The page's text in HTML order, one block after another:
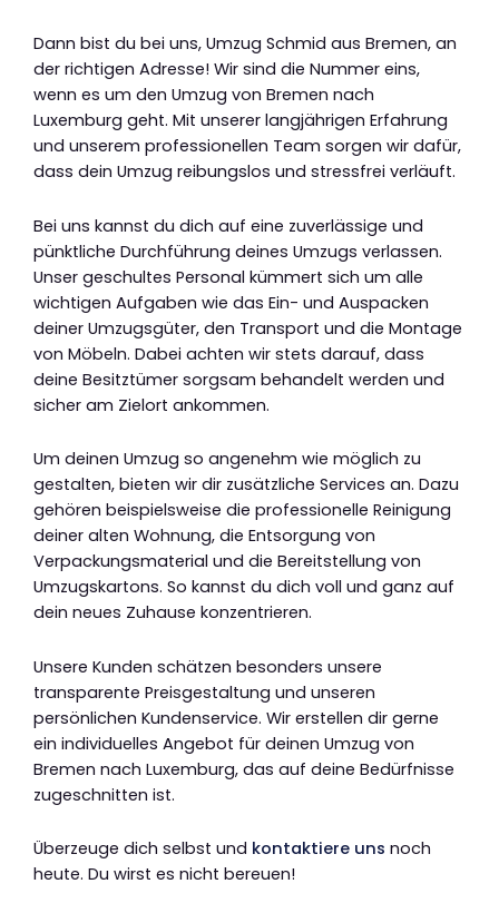
Dann bist du bei uns, Umzug Schmid aus Bremen, an
der richtigen Adresse! Wir sind die Nummer eins,
wenn es um den Umzug von Bremen nach
Luxemburg geht. Mit unserer langjährigen Erfahrung
und unserem professionellen Team sorgen wir dafür,
dass dein Umzug reibungslos und stressfrei verläuft.
Bei uns kannst du dich auf eine zuverlässige und
pünktliche Durchführung deines Umzugs verlassen.
Unser geschultes Personal kümmert sich um alle
wichtigen Aufgaben wie das Ein- und Auspacken
deiner Umzugsgüter, den Transport und die Montage
von Möbeln. Dabei achten wir stets darauf, dass
deine Besitztümer sorgsam behandelt werden und
sicher am Zielort ankommen.
Um deinen Umzug so angenehm wie möglich zu
gestalten, bieten wir dir zusätzliche Services an. Dazu
gehören beispielsweise die professionelle Reinigung
deiner alten Wohnung, die Entsorgung von
Verpackungsmaterial und die Bereitstellung von
Umzugskartons. So kannst du dich voll und ganz auf
dein neues Zuhause konzentrieren.
Unsere Kunden schätzen besonders unsere
transparente Preisgestaltung und unseren
persönlichen Kundenservice. Wir erstellen dir gerne
ein individuelles Angebot für deinen Umzug von
Bremen nach Luxemburg, das auf deine Bedürfnisse
zugeschnitten ist.
Überzeuge dich selbst und kontaktiere uns noch
heute. Du wirst es nicht bereuen!